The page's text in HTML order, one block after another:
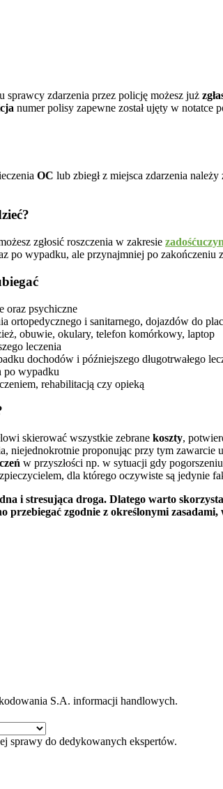
sprawcy zdarzenia przez policję możesz już
numer polisy zapewne został ujęty w notatce
OC lub zbiegł z miejsca zdarzenia należy
zgłosić roszczenia w zakresie
po wypadku, ale przynajmniej po zakończeniu
oraz psychiczne
ortopedycznego i sanitarnego, dojazdów do
obuwie, okulary, telefon komórkowy, laptop
leczenia
dochodów i późniejszego długotrwałego
po wypadku
rehabilitacją czy opieką
skierować wszystkie zebrane koszty,
niejednokrotnie proponując przy tym zawarcie
w przyszłości np. w sytuacji gdy
dla którego oczywiste są jedynie
i stresująca droga. Dlatego warto
zgodnie z określonymi zasadami,
S.A. informacji handlowych.
sprawy do dedykowanych ekspertów.